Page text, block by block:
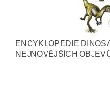
ENCYKLOPEDIE
NEJNOVĚJŠÍCH